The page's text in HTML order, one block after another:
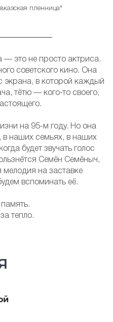
пленница"
— это не просто актриса.
советского кино. Она
в которой каждый
тётю — кого-то своего,
на 95-м году. Но она
в наших семьях, в наших
будет звучать голос
Семён Семёныч,
мелодия на заставке
вспоминать её.
память.
тепло.